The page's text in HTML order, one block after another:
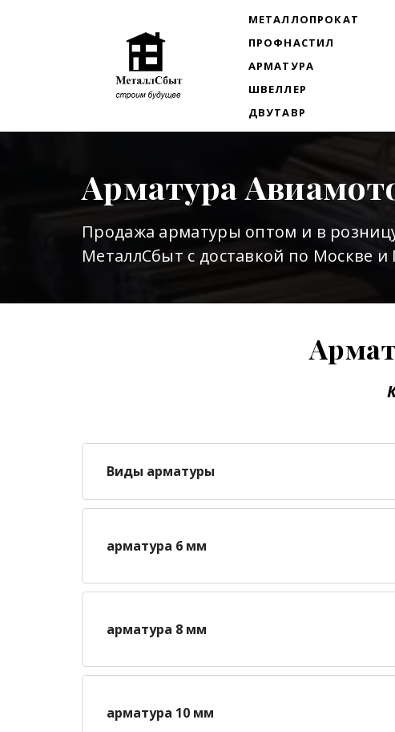
МЕТАЛЛОПРОКАТ
ПРОФНАСТИЛ
АРМАТУРА
ШВЕЛЛЕР
ДВУТАВР
Арматура
Продажа арматуры оптом и в
МеталлСбыт с доставкой по Москве и
Виды арматуры
арматура 6 мм
арматура 8 мм
арматура 10 мм